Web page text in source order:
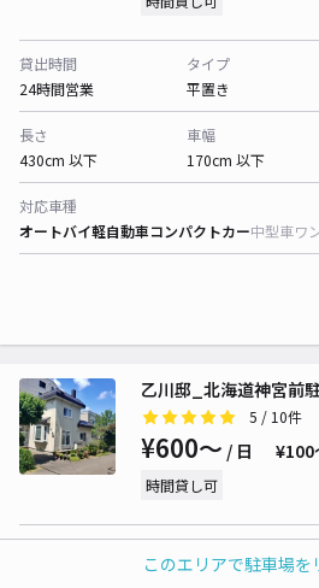
このエリアで駐車場を
貸出時間
24時間営業
タイプ
平置き
長さ
430cm 以下
車幅
170cm 以下
対応車種
オートバイ軽自動車コンパクトカー中型車ワ
乙川邸_北海道神宮前
5 / 10件
¥600〜 / 日 ¥100
時間貸し可
平置き